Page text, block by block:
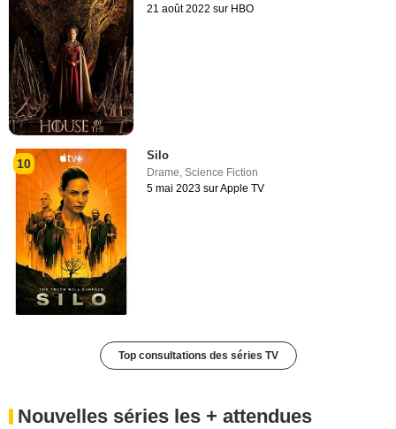
21 août 2022 sur HBO
10
Silo
Drame,Science Fiction
5 mai 2023 sur Apple TV
Top consultations des séries TV
Nouvelles séries les + attendues